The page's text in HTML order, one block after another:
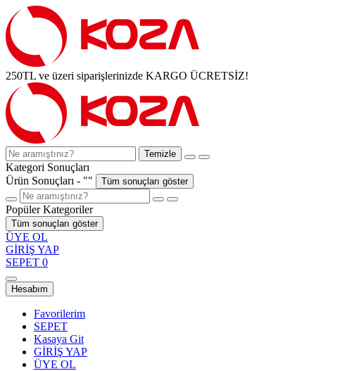
250TL ve üzeri siparişlerinizde KARGO ÜCRETSİZ!
Temizle
Kategori Sonuçları
Ürün Sonuçları - "" Tüm sonuçları göster
Popüler Kategoriler
Tüm sonuçları göster
ÜYE OL
GİRİŞ YAP
SEPET 0
Hesabım
Favorilerim
SEPET
Kasaya Git
GİRİŞ YAP
ÜYE OL